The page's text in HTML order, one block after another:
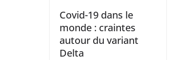
Covid-19 dans le
monde : craintes
autour du variant
Delta